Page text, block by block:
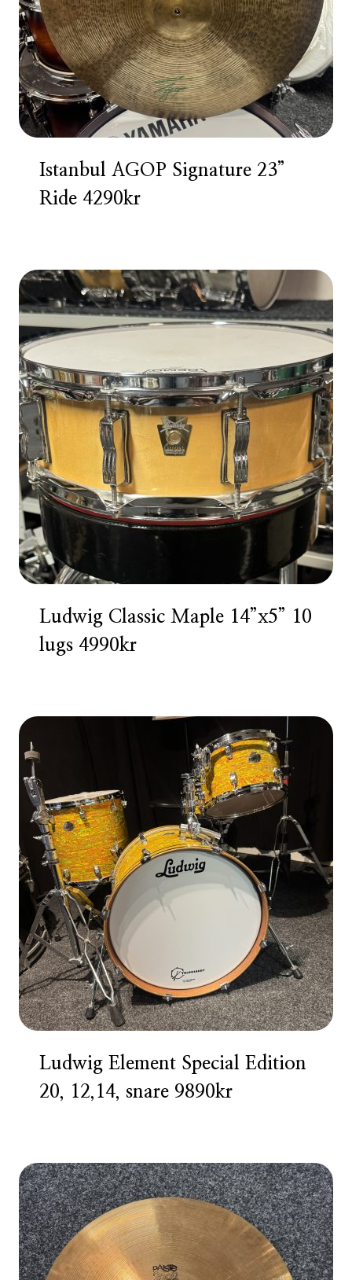
Istanbul AGOP Signature 23”
Ride 4290kr
Ludwig Classic Maple 14”x5” 10
lugs 4990kr
Ludwig Element Special Edition
20, 12,14, snare 9890kr